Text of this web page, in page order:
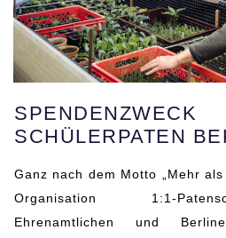
SCHÜLERPATEN
Ganz nach dem Motto „Mehr
Organisation 1:1-
Ehrenamtlichen und